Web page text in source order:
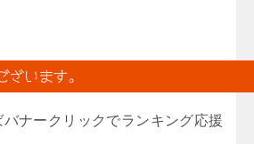
ざいます。
ナークリックでランキング応援